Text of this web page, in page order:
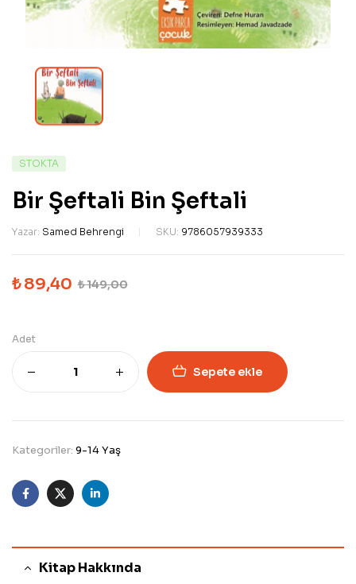
STOKTA
Bir Şeftali Bin Şeftali
Yazar: Samed Behrengi SKU: 9786057939333
₺149,00
₺89,40
Adet
Sepete ekle
Kategoriler: 9-14 Yaş
FacebookTwitterLinkedin
Kitap Hakkında